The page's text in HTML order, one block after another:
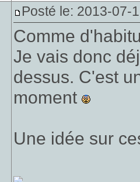
Posté le: 2013-07-
Comme
Je vais donc
dessus. C'est
moment
Une idée sur